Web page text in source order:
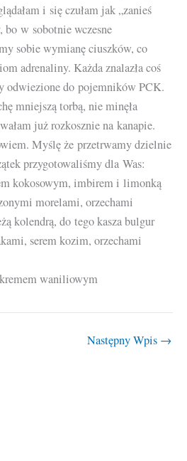
i się czułam jak „zanieś
bo w sobotnie wczesne
sobie wymianę ciuszków, co
adrenaliny. Każda znalazła coś
odwiezione do pojemników PCK.
mniejszą torbą, nie minęła
już rozkosznie na kanapie.
Myślę że przetrwamy dzielnie
przygotowaliśmy dla Was:
kokosowym, imbirem i limonką
morelami, orzechami
kolendrą, do tego kasza bulgur
serem kozim, orzechami
waniliowym
Następny Wpis →